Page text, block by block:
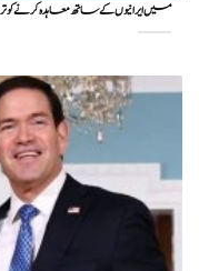
میں ایرانیوں کے ساتھ معاہدہ کرنے